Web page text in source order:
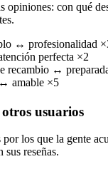
opiniones: con qué
↔ profesionalidad
perfecta ×2
recambio ↔
↔ amable ×5
usuarios
los que la gente
sus reseñas.